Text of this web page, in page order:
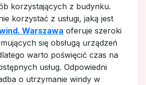
korzystających z budynku.
korzystać z usługi, jaką jest
Warszawa oferuje szeroki
się obsługą urządzeń
warto poświęcić czas na
usług. Odpowiedni
o utrzymanie windy w